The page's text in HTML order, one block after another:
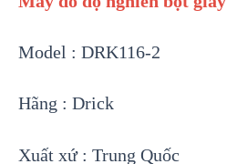
Model : DRK116-2
Hãng : Drick
Xuất xứ : Trung Quốc